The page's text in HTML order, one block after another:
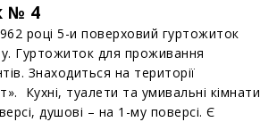
№ 4
році 5-и поверховий гуртожиток
Гуртожиток для проживання
Знаходиться на території
Кухні, туалети та умивальні кімнати
душові – на 1-му поверсі. Є